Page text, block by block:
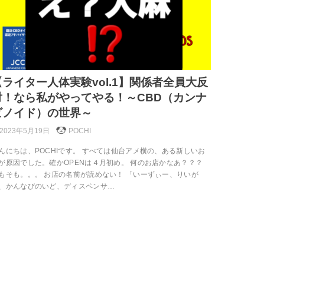
ライター人体実験vol.1】関係者全員大反
！なら私がやってやる！～CBD（カンナ
ノイド）の世界～
2023年5月19日 POCHI
にちは、POCHIです。 すべては仙台アメ横の、ある新しいお
原因でした。確かOPENは４月初め。 何のお店かなあ？？？
そも。。。 お店の名前が読めない！ 「いーずぃー、りいが
かんなびのいど、ディスペンサ…